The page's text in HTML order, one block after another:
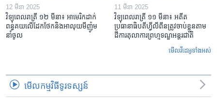
12 មីនា 2025
វិទ្យុពេលរាត្រី ១២ មីនា៖ អាមេរិក​ដាក់​
ពន្ធគយ​លើ​ដែកថែក​និង​អាលុយ​មីញ៉ូម​
នាំចូល
11 មីនា 2025
វិទ្យុពេលរាត្រី ១១ មីនា៖ អតីត​
ប្រធានាធិបតីហ្វីលីពីន​ត្រូវ​ចាប់ខ្លួនតាម
ដីការ​តុលាការ​ព្រហ្មទណ្ឌ​អន្តរជាតិ
មើល​វីដេអូ​ទាំង​អស់
មើល​កម្មវិធី​ទូរទស្សន៍